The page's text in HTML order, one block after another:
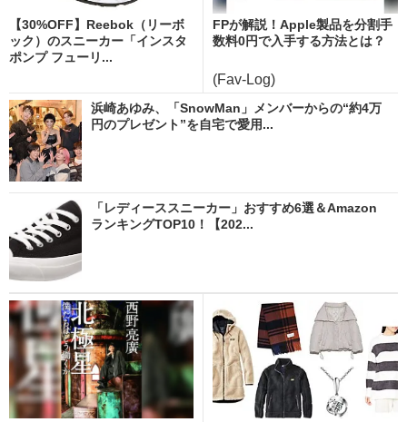
【30%OFF】Reebok（リーボ
ック）のスニーカー「インスタ
ポンプ フューリ...
FPが解説！Apple製品を分割手
数料0円で入手する方法とは？
(Fav-Log)
浜崎あゆみ、「SnowMan」メンバーからの“約4万
円のプレゼント”を自宅で愛用...
「レディーススニーカー」おすすめ6選＆Amazon
ランキングTOP10！【202...